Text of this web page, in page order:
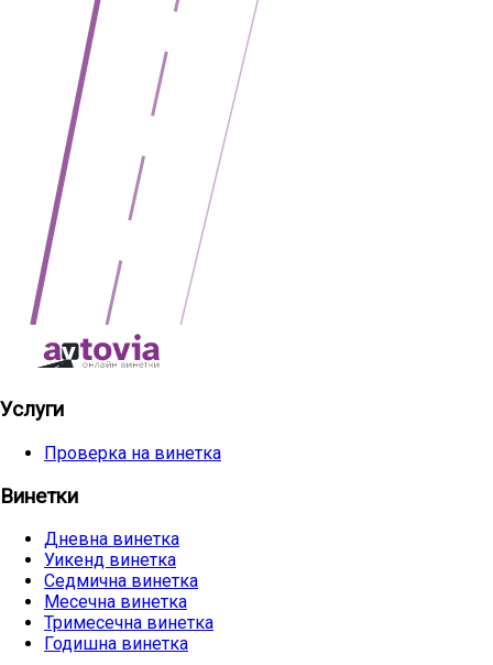
Услуги
Проверка на винетка
Винетки
Дневна винетка
Уикенд винетка
Седмична винетка
Месечна винетка
Тримесечна винетка
Годишна винетка